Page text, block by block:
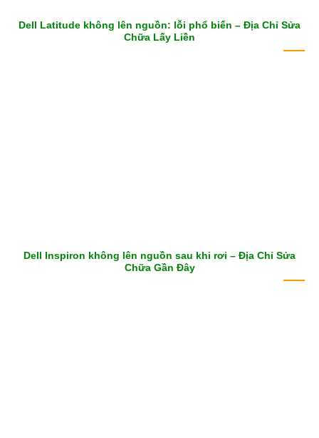
Dell Latitude không lên nguồn: lỗi phổ biến – Địa Chỉ Sửa
Chữa Lấy Liền
Dell Inspiron không lên nguồn sau khi rơi – Địa Chỉ Sửa
Chữa Gần Đây